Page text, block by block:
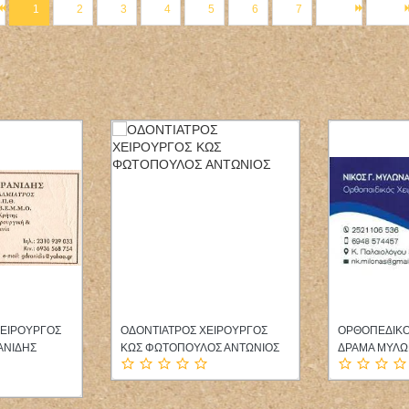
1 2 3 4 5 6 7
ΕΥΒΟΙΑ
ΝΕΥΡΟΛΟΓΟΣ ΑΤΑΛΑΝΤΗ
ΦΘΙΩΤΙΔΑ ΠΑΣΙΩΤΗ ΑΘΑΝΑΣΙΑ
ΙΑΤΡΕΙΟ
ΑΤΤΙΚΗ